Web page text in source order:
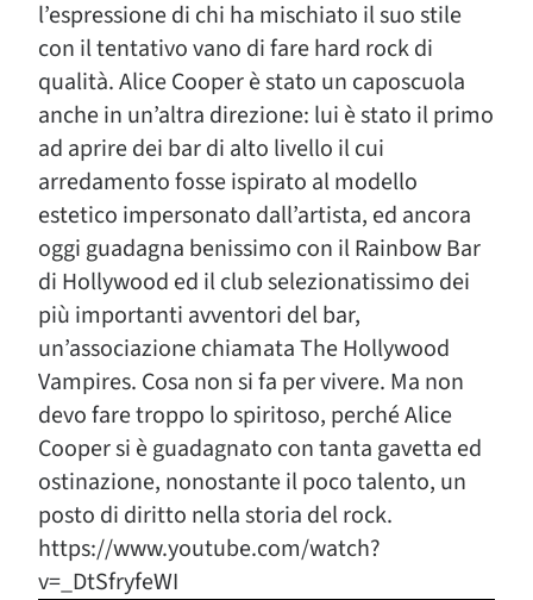
l’espressione di chi ha mischiato il suo stile
con il tentativo vano di fare hard rock di
qualità. Alice Cooper è stato un caposcuola
anche in un’altra direzione: lui è stato il primo
ad aprire dei bar di alto livello il cui
arredamento fosse ispirato al modello
estetico impersonato dall’artista, ed ancora
oggi guadagna benissimo con il Rainbow Bar
di Hollywood ed il club selezionatissimo dei
più importanti avventori del bar,
un’associazione chiamata The Hollywood
Vampires. Cosa non si fa per vivere. Ma non
devo fare troppo lo spiritoso, perché Alice
Cooper si è guadagnato con tanta gavetta ed
ostinazione, nonostante il poco talento, un
posto di diritto nella storia del rock.
https://www.youtube.com/watch?
v=_DtSfryfeWI